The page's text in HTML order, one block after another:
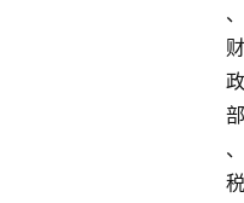
、
财
政
部
、
税